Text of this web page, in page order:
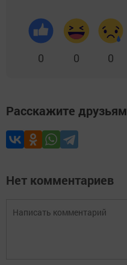
0 0 0
Расскажите друзьям
Нет комментариев